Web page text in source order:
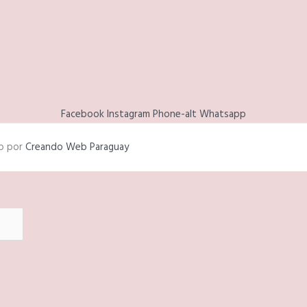
FacebookInstagram Phone-alt Whatsapp
porCreando Web Paraguay